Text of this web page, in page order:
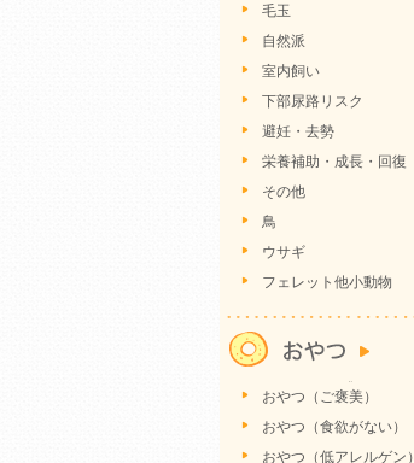
毛玉
自然派
室内飼い
下部尿路リスク
避妊・去勢
栄養補助・成長・回復
その他
鳥
ウサギ
フェレット他小動物
おやつ（ご褒美）
おやつ（食欲がない）
おやつ（低アレルゲン）